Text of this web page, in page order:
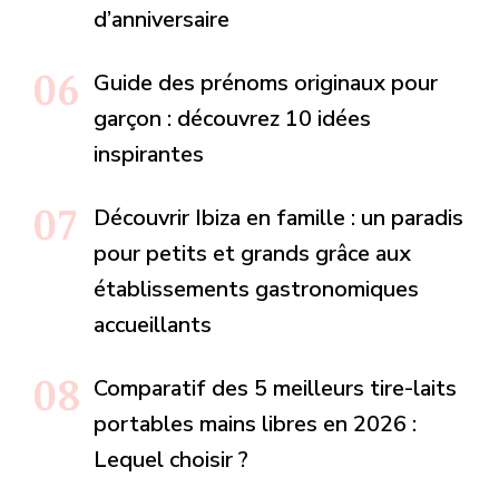
d’anniversaire
Guide des prénoms originaux pour
garçon : découvrez 10 idées
inspirantes
Découvrir Ibiza en famille : un paradis
pour petits et grands grâce aux
établissements gastronomiques
accueillants
Comparatif des 5 meilleurs tire-laits
portables mains libres en 2026 :
Lequel choisir ?